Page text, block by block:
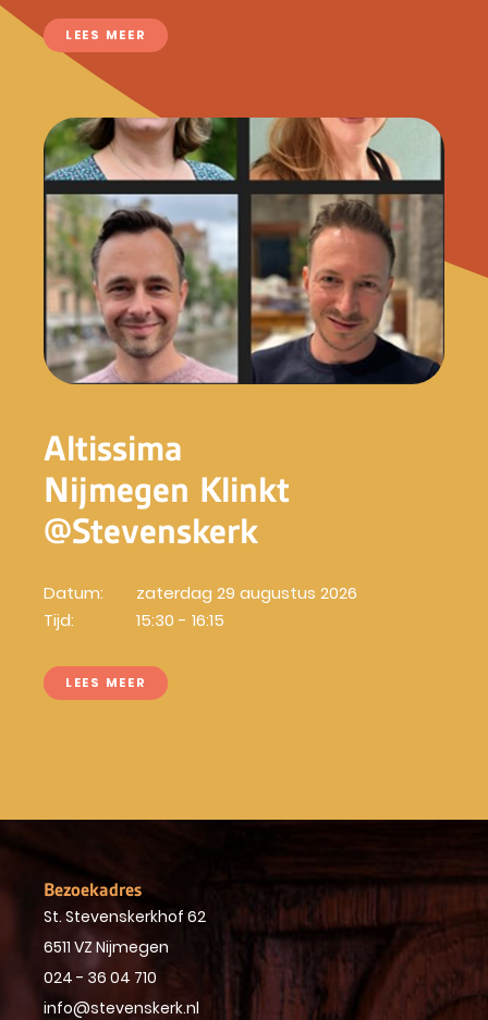
LEES MEER
Altissima
Nijmegen Klinkt
@Stevenskerk
Datum:
Tijd:
zaterdag 29 augustus 2026
15:30 - 16:15
LEES MEER
Bezoekadres
St. Stevenskerkhof 62
6511 VZ Nijmegen
024 - 36 04 710
info@stevenskerk.nl